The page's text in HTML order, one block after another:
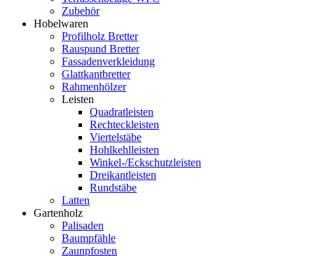
Zubehör
Hobelwaren
Profilholz Bretter
Rauspund Bretter
Fassadenverkleidung
Glattkantbretter
Rahmenhölzer
Leisten
Quadratleisten
Rechteckleisten
Viertelstäbe
Hohlkehlleisten
Winkel-/Eckschutzleisten
Dreikantleisten
Rundstäbe
Latten
Gartenholz
Palisaden
Baumpfähle
Zaunpfosten